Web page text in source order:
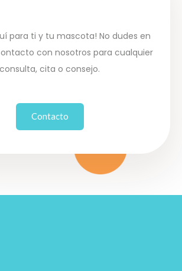
para ti y tu mascota! No dudes en
con nosotros para cualquier
consulta, cita o consejo.
Contacto